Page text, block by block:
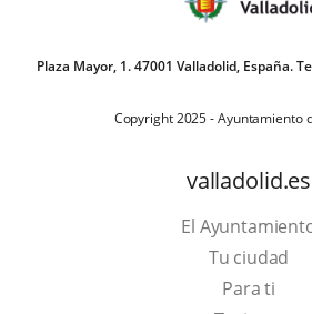
Plaza Mayor, 1. 47001 Valladolid, España.
Copyright 2025 - Ayuntamiento
valladolid.es
El
Tu ciudad
Para ti